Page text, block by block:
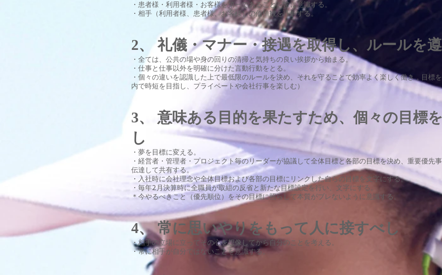
・患者様・利用者様・お客様を第一であることを常に意識する。
・相手（利用者様、患者様、お客様）の価値観を理解する。
2、 礼儀・マナー・接遇を取得し、ルールを
・全ては、公共の場や身の回りの清掃と気持ちの良い挨拶から始まる。
・仕事と仕事以外を明確に分けた言動行動をとる。
・個々の違いを認識した上で最低限のルールを決め、それを守ることで効率よく楽しく働き，目標
内で時短を目指し、プライベートや会社行事を楽しむ）
3、 意味ある目的を果たすため、個々の目標
し
・夢を目標に変える。
・経営者・管理者・プロジェクト毎のリーダーが協議して全体目標と各部の目標を決め、重要優先
伝達して共有する。
・入社時に会社理念や全体目標および各部の目標にリンクした自らの目標を文字にする。
・毎年2月決算時に全職員が取組の反省と新たな目標設定を行い、文字にする。
＊今やるべきこと（優先順位）をその目標に照らして本質がブレないように意識する。
4、 常に思いやりをもって人に接すべし
・相手の立場に立ってその心を想像してから自分のことを考える。
・常に相手が自分ではないことを意識する。